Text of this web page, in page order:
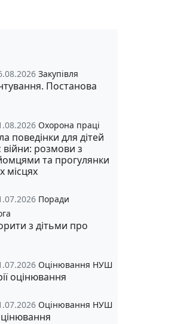
Закупівля
Постанова
Охорона праці
поведінки для дітей
війни: розмови з
та прогулянки
місцях
Поради
з дітьми про
Оцінювання НУШ
оцінювання
Оцінювання НУШ